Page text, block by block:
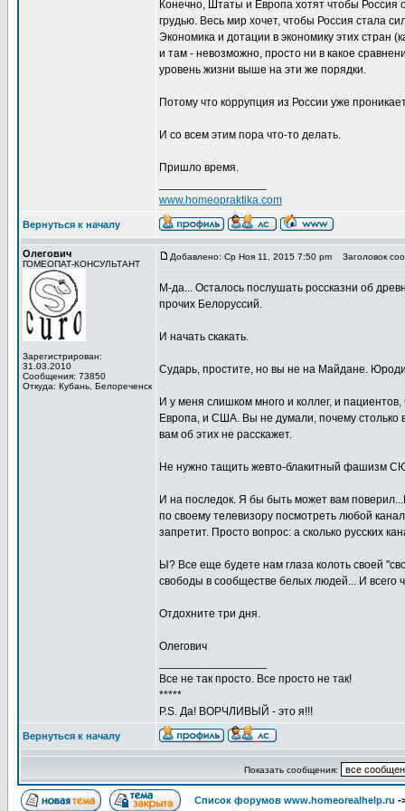
Конечно, Штаты и Европа хотят чтобы
грудью. Весь мир хочет, чтобы Россия стала
Экономика и дотации в экономику этих стран
и там - невозможно, просто ни в какое
уровень жизни выше на эти же порядки.
Потому что коррупция из России уже
И со всем этим пора что-то делать.
Пришло время.
www.homeopraktika.com
Вернуться к началу
Олегович
ГОМЕОПАТ-КОНСУЛЬТАНТ
Зарегистрирован:
31.03.2010
Сообщения: 73850
Откуда: Кубань, Белореченск
Добавлено: Ср Ноя 11, 2015 7:50 pm Заголовок
М-да... Осталось послушать россказни об
прочих Белоруссий.
И начать скакать.
Сударь, простите, но вы не на Майдане.
И у меня слишком много и коллег, и
Европа, и США. Вы не думали, почему
вам об этих не расскажет.
Не нужно тащить жевто-блакитный фашизм
И на последок. Я бы быть может вам
по своему телевизору посмотреть любой
запретит. Просто вопрос: а сколько русских
Ы? Все еще будете нам глаза колоть своей
свободы в сообществе белых людей... И всего
Отдохните три дня.
Олегович
Все не так просто. Все просто не так!
*****
P.S. Да! ВОРЧЛИВЫЙ - это я!!!
Вернуться к началу
Показать сообщения:
Список форумов www.homeorealhelp.ru -